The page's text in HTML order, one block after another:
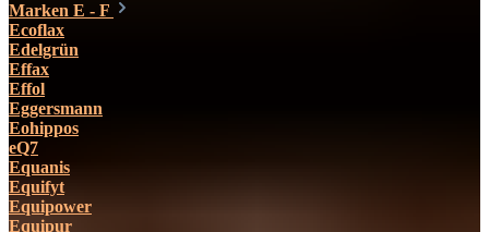
Marken E - F
Ecoflax
Edelgrün
Effax
Effol
Eggersmann
Eohippos
eQ7
Equanis
Equifyt
Equipower
Equipur